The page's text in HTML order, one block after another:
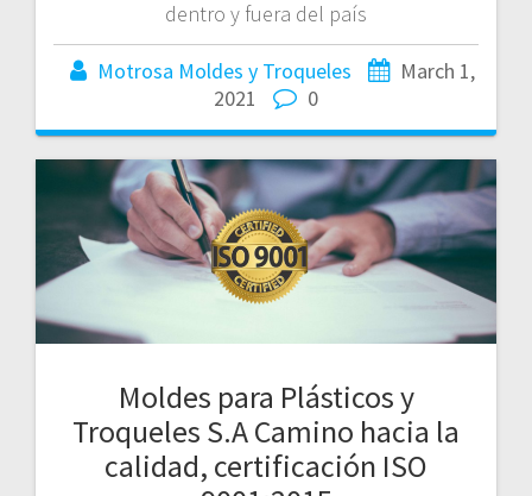
dentro y fuera del país
Motrosa Moldes y Troqueles
March 1,
2021
0
Moldes para Plásticos y
Troqueles S.A Camino hacia la
calidad, certificación ISO